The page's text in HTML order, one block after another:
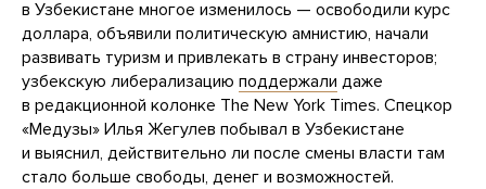
в Узбекистане многое изменилось — освободили курс
доллара, объявили политическую амнистию, начали
развивать туризм и привлекать в страну инвесторов;
узбекскую либерализацию поддержали даже
в редакционной колонке The New York Times. Спецкор
«Медузы» Илья Жегулев побывал в Узбекистане
и выяснил, действительно ли после смены власти там
стало больше свободы, денег и возможностей.